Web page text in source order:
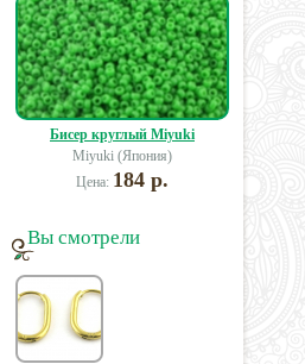
латунь
руб.
латунь, родий
310 руб.
Бисер круглый Miyuki
Miyuki (Япония)
Цена: 184 р.
Вы смотрели